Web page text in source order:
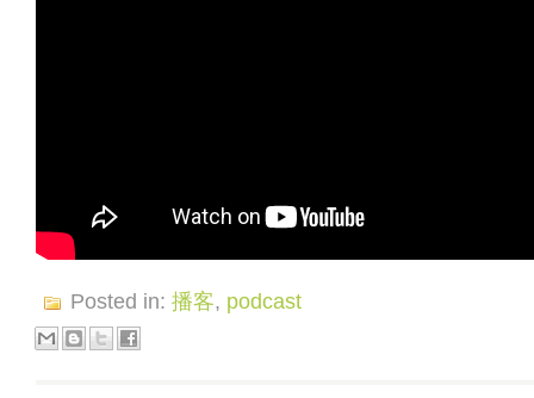
Posted in: 播客, podcast